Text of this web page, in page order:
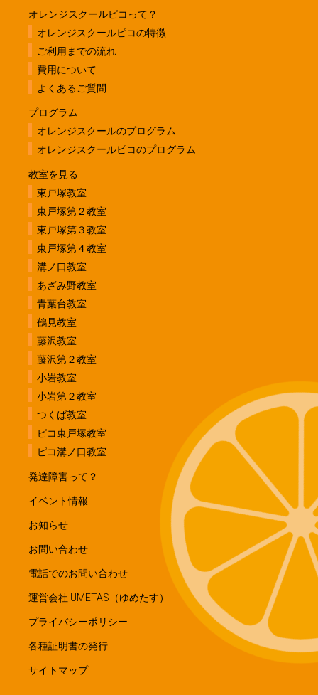
オレンジスクールピコって？
オレンジスクールピコの特徴
ご利用までの流れ
費用について
よくあるご質問
プログラム
オレンジスクールのプログラム
オレンジスクールピコのプログラム
教室を見る
東戸塚教室
東戸塚第２教室
東戸塚第３教室
東戸塚第４教室
溝ノ口教室
あざみ野教室
青葉台教室
鶴見教室
藤沢教室
藤沢第２教室
小岩教室
小岩第２教室
つくば教室
ピコ東戸塚教室
ピコ溝ノ口教室
発達障害って？
イベント情報
お知らせ
お問い合わせ
電話でのお問い合わせ
運営会社 UMETAS（ゆめたす）
プライバシーポリシー
各種証明書の発行
サイトマップ